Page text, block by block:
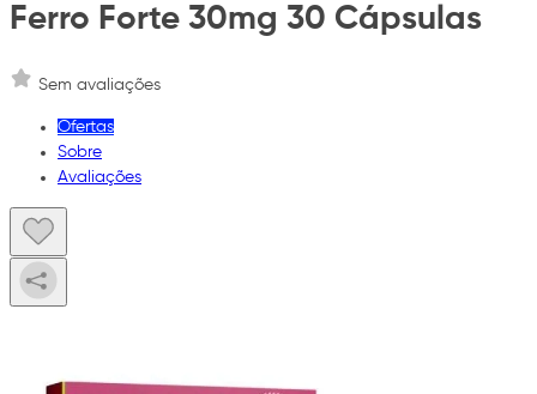
Ferro Forte 30mg 30 Cápsulas
Sem avaliações
Ofertas
Sobre
Avaliações